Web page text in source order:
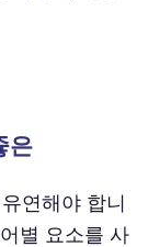
은
연해야 합니
별 요소를 사